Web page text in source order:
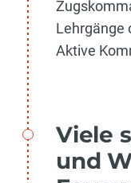
Lehrgänge
Aktive
Viele
und